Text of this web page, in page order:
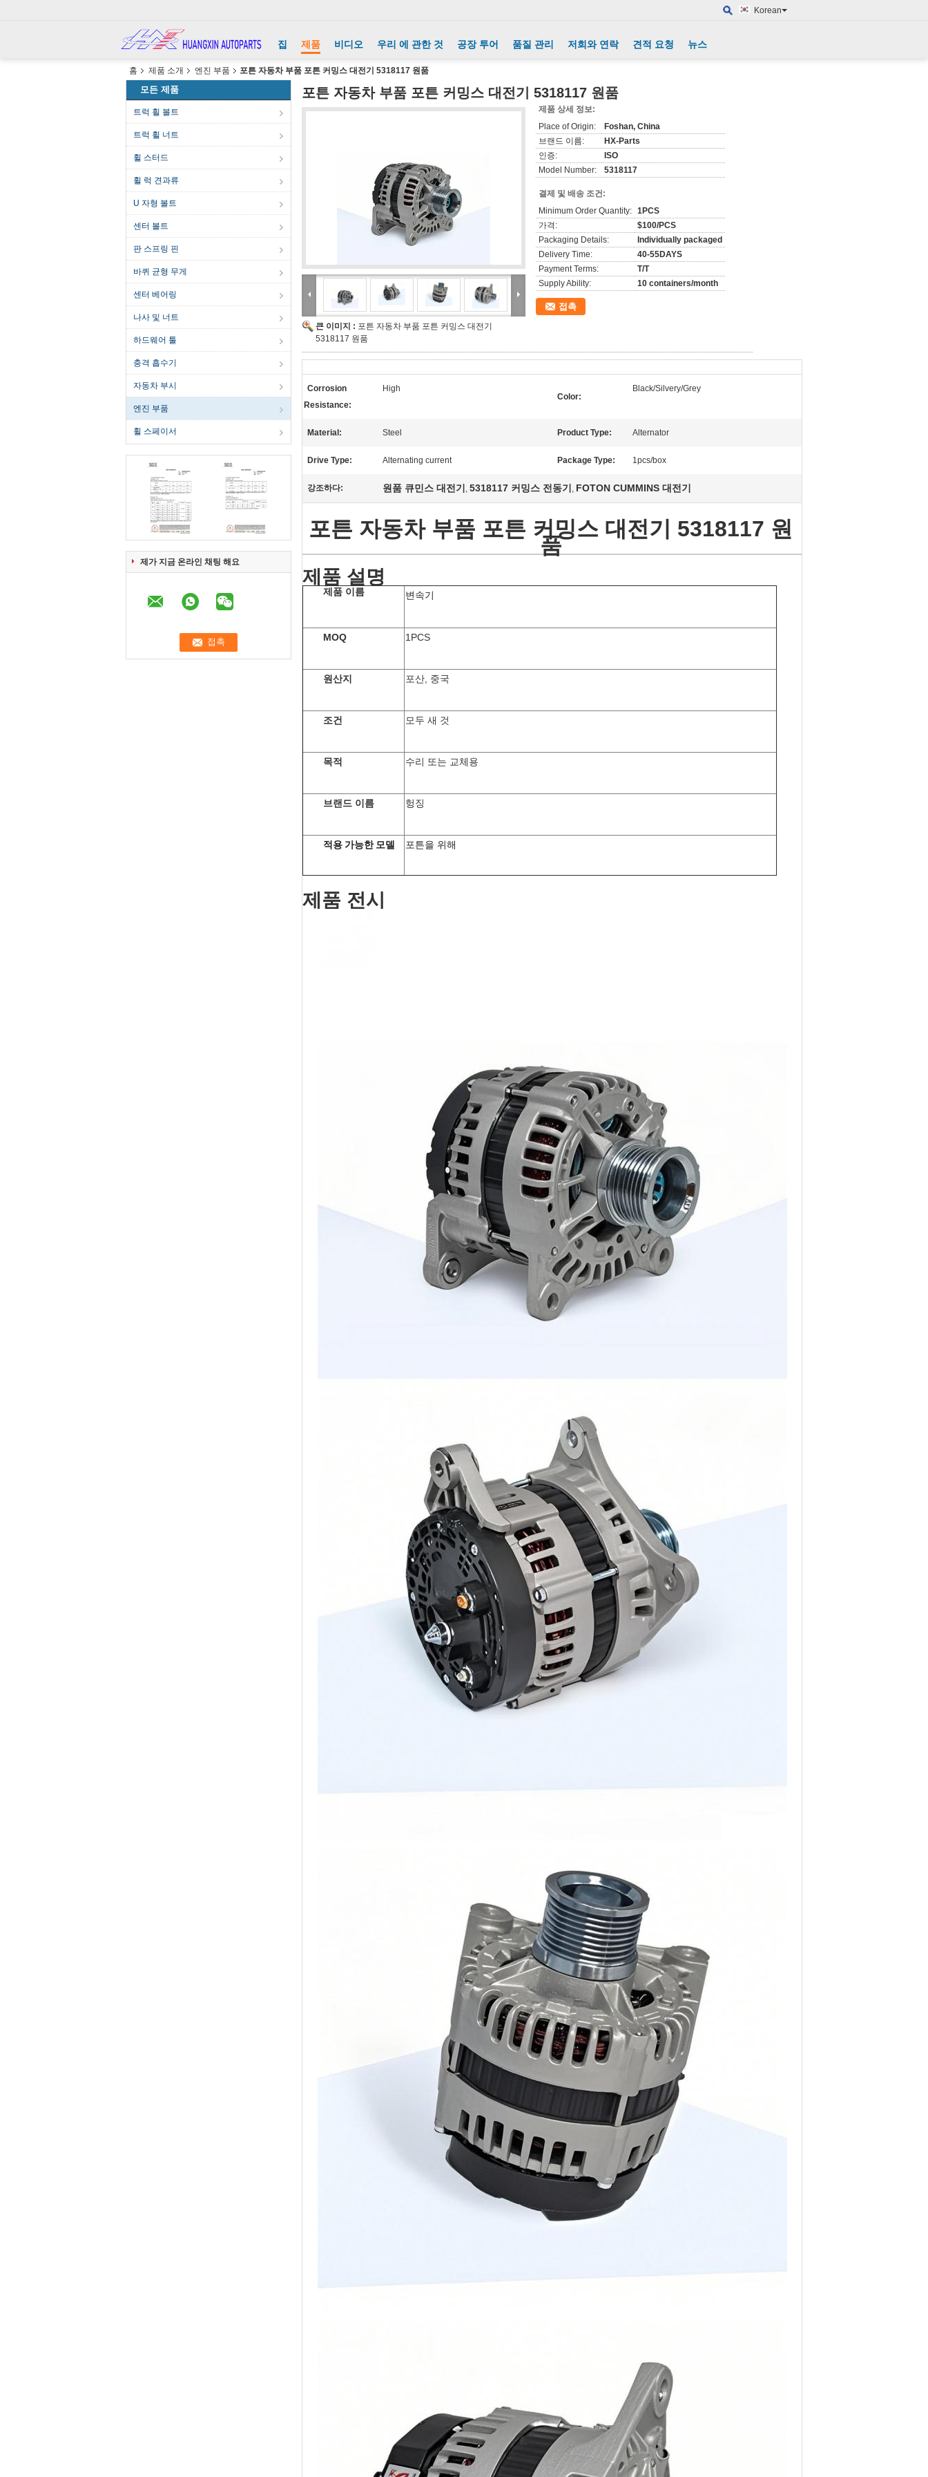
Korean
집 제품 비디오 우리 에 관한 것 공장 투어 품질 관리 저희와 연락 견적 요청 뉴스
홈 제품 소개 엔진 부품 포튼 자동차 부품 포튼 커밍스 대전기 5318117 원품
모든 제품
트럭 휠 볼트
트럭 휠 너트
휠 스터드
휠 럭 견과류
U 자형 볼트
센터 볼트
판 스프링 핀
바퀴 균형 무게
센터 베어링
나사 및 너트
하드웨어 툴
충격 흡수기
자동차 부시
엔진 부품
휠 스페이서
제가 지금 온라인 채팅 해요
포튼 자동차 부품 포튼 커밍스 대전기 5318117 원품
큰 이미지 : 포튼 자동차 부품 포튼 커밍스 대전기
5318117 원품
제품 상세 정보:
Place of Origin:
Foshan, China
브랜드 이름:
HX-Parts
인증:
ISO
Model Number:
5318117
결제 및 배송 조건:
Minimum Order Quantity: 1PCS
가격:
$100/PCS
Packaging Details:
Individually packaged
Delivery Time:
40-55DAYS
Payment Terms:
T/T
Supply Ability:
10 containers/month
접촉
Corrosion
Resistance:
High
Color:
Black/Silvery/Grey
Material: Steel Product Type: Alternator
Drive Type: Alternating current Package Type: 1pcs/box
강조하다: 원품 큐민스 대전기 , 5318117 커밍스 전동기 , FOTON CUMMINS 대전기
포튼 자동차 부품 포튼 커밍스 대전기 5318117 원
품
제품 설명
제품 이름 변속기
MOQ 1PCS
원산지 포산, 중국
조건 모두 새 것
목적 수리 또는 교체용
브랜드 이름 헝징
적용 가능한 모델 포튼을 위해
제품 전시